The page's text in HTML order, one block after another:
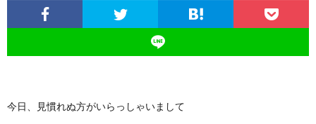
今日、見慣れぬ方がいらっしゃいまして